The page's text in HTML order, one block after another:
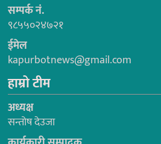
सम्पर्क नं.
९८५५०२४७२१
ईमेल
kapurbotnews@gmail.com
हाम्रो टीम
अध्यक्ष
सन्तोष देउजा